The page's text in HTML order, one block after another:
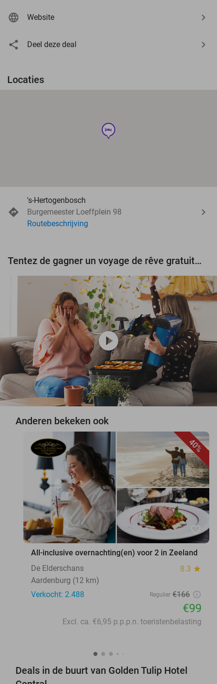
Website
Deel deze deal
Locaties
hotel
's-Hertogenbosch
Burgemeester Loeffplein 98
Routebeschrijving
Tentez de gagner un voyage de rêve gratuit d'une valeur de 3.000 € !
play_circle
Anderen bekeken ook
40%
favorite_border
All-inclusive overnachting(en) voor 2 in Zeeland
De Elderschans
8.3 star
Aardenburg (12 km)
Verkocht: 2.488
Regulier €166
€99
Excl. ca. €6,95 p.p.p.n. toeristenbelasting
Deals in de buurt van Golden Tulip Hotel